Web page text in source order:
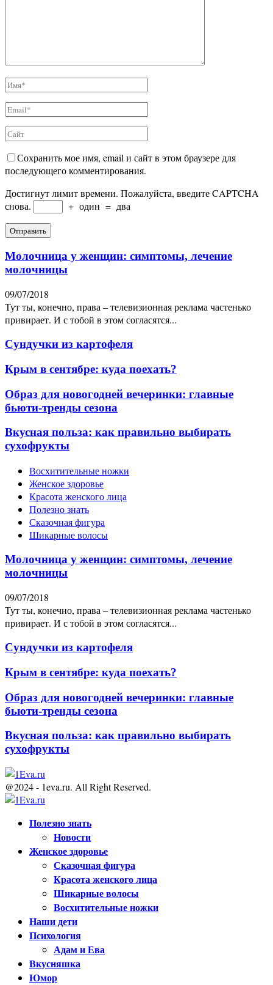
Сохранить мое имя, email и сайт в этом браузере для
последующего комментирования.
Достигнут лимит времени. Пожалуйста, введите CAPTCHA
снова.
+ один = два
Молочница у женщин: симптомы, лечение
молочницы
09/07/2018
Тут ты, конечно, права – телевизионная реклама частенько
привирает. И с тобой в этом согласятся...
Сундучки из картофеля
Крым в сентябре: куда поехать?
Образ для новогодней вечеринки: главные
бьюти-тренды сезона
Вкусная польза: как правильно выбирать
сухофрукты
Восхитительные ножки
Женское здоровье
Красота женского лица
Полезно знать
Сказочная фигура
Шикарные волосы
Молочница у женщин: симптомы, лечение
молочницы
09/07/2018
Тут ты, конечно, права – телевизионная реклама частенько
привирает. И с тобой в этом согласятся...
Сундучки из картофеля
Крым в сентябре: куда поехать?
Образ для новогодней вечеринки: главные
бьюти-тренды сезона
Вкусная польза: как правильно выбирать
сухофрукты
@2024 - 1eva.ru. All Right Reserved.
Полезно знать
Новости
Женское здоровье
Сказочная фигура
Красота женского лица
Шикарные волосы
Восхитительные ножки
Наши дети
Психология
Адам и Ева
Вкусняшка
Юмор